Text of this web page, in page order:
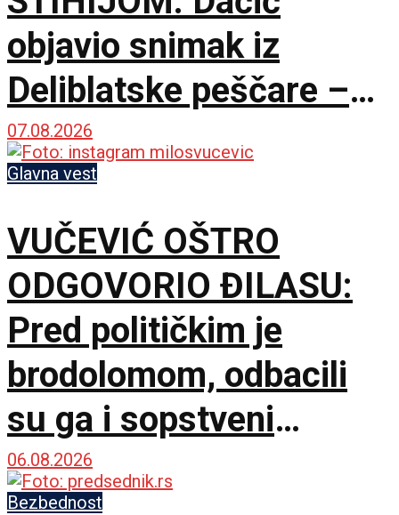
objavio snimak iz
Deliblatske peščare –
ubačena i tri helikoptera
07.08.2026
Glavna vest
VUČEVIĆ OŠTRO
ODGOVORIO ĐILASU:
Pred političkim je
brodolomom, odbacili
su ga i sopstveni
saborci
06.08.2026
Bezbednost